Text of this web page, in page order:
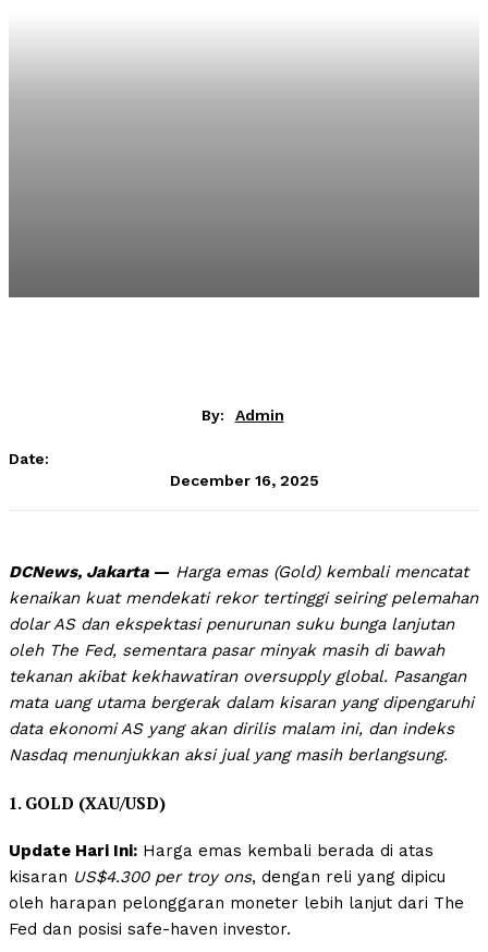
By: Admin
Date:
December 16, 2025
DCNews, Jakarta — Harga emas (Gold) kembali mencatat
kenaikan kuat mendekati rekor tertinggi seiring pelemahan
dolar AS dan ekspektasi penurunan suku bunga lanjutan
oleh The Fed, sementara pasar minyak masih di bawah
tekanan akibat kekhawatiran oversupply global. Pasangan
mata uang utama bergerak dalam kisaran yang dipengaruhi
data ekonomi AS yang akan dirilis malam ini, dan indeks
Nasdaq menunjukkan aksi jual yang masih berlangsung.
1. GOLD (XAU/USD)
Update Hari Ini: Harga emas kembali berada di atas
kisaran US$4.300 per troy ons, dengan reli yang dipicu
oleh harapan pelonggaran moneter lebih lanjut dari The
Fed dan posisi safe-haven investor.